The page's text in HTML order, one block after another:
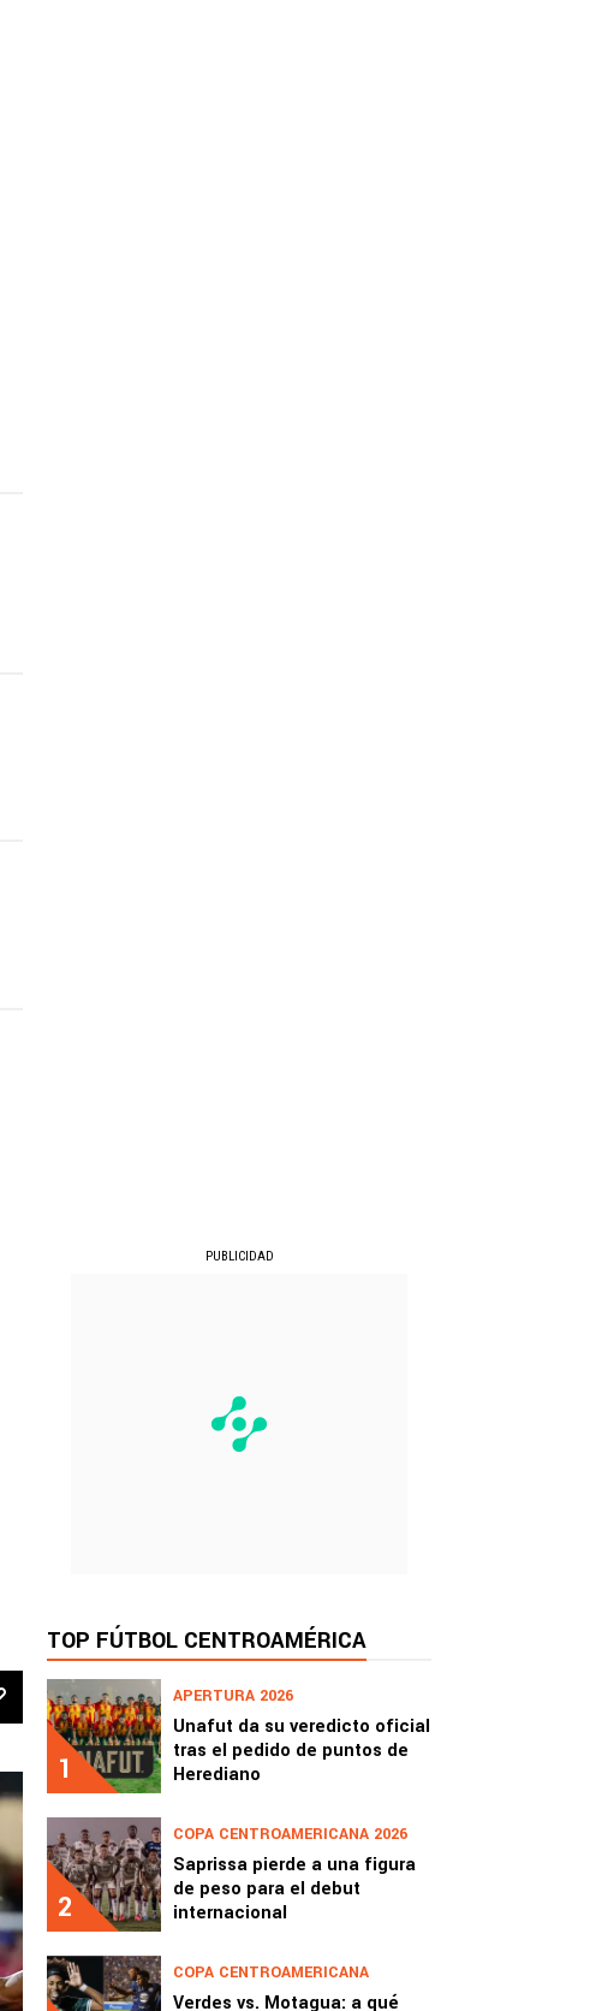
PUBLICIDAD
TOP FÚTBOL CENTROAMÉRICA
1
APERTURA 2026
Unafut da su veredicto oficial
tras el pedido de puntos de
Herediano
2
COPA CENTROAMERICANA 2026
Saprissa pierde a una figura
de peso para el debut
internacional
COPA CENTROAMERICANA
Verdes vs. Motagua: a qué